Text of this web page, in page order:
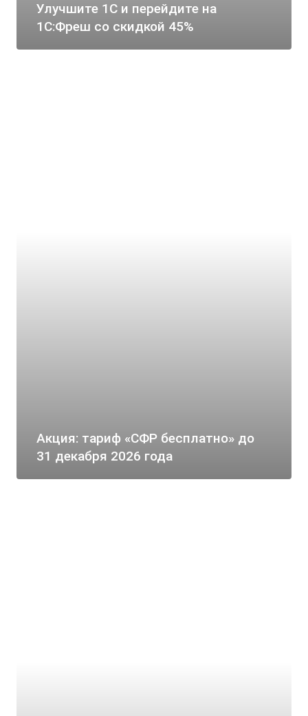
Улучшите 1С и перейдите на
1С:Фреш со скидкой 45%
Акция: тариф «СФР бесплатно» до
31 декабря 2026 года